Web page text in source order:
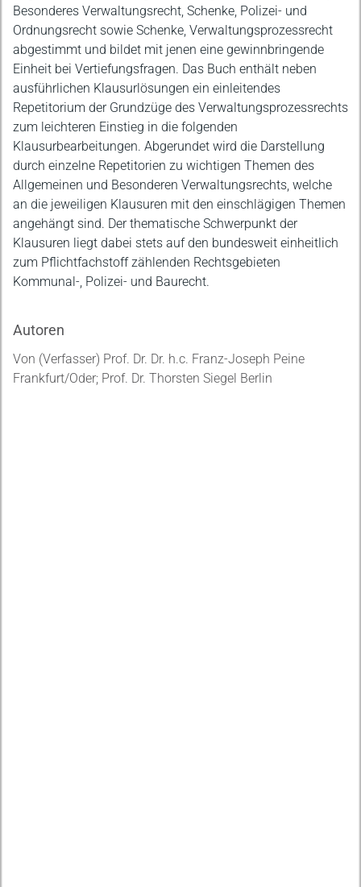
Besonderes Verwaltungsrecht, Schenke, Polizei- und
Ordnungsrecht sowie Schenke, Verwaltungsprozessrecht
abgestimmt und bildet mit jenen eine gewinnbringende
Einheit bei Vertiefungsfragen. Das Buch enthält neben
ausführlichen Klausurlösungen ein einleitendes
Repetitorium der Grundzüge des Verwaltungsprozessrechts
zum leichteren Einstieg in die folgenden
Klausurbearbeitungen. Abgerundet wird die Darstellung
durch einzelne Repetitorien zu wichtigen Themen des
Allgemeinen und Besonderen Verwaltungsrechts, welche
an die jeweiligen Klausuren mit den einschlägigen Themen
angehängt sind. Der thematische Schwerpunkt der
Klausuren liegt dabei stets auf den bundesweit einheitlich
zum Pflichtfachstoff zählenden Rechtsgebieten
Kommunal-, Polizei- und Baurecht.
Autoren
Von (Verfasser) Prof. Dr. Dr. h.c. Franz-Joseph Peine
Frankfurt/Oder; Prof. Dr. Thorsten Siegel Berlin